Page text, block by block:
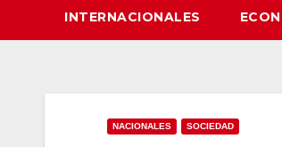
INTERNACIONALES
NACIONALES SOCIEDAD